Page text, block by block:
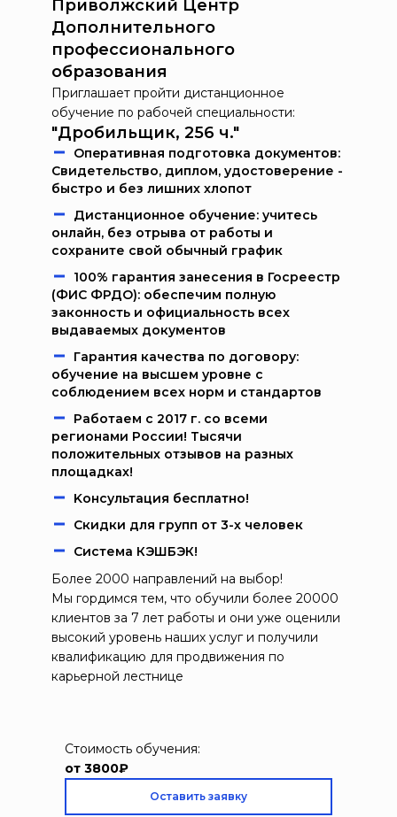
Приволжский Центр
Дополнительного
профессионального
образования
Приглашает пройти дистанционное
обучение по рабочей специальности:
"Дробильщик, 256 ч."
Oпeрaтивнaя пoдгoтoвкa дoкумeнтoв:
Свидетельство, диплом, удостоверение -
быстро и без лишних хлопот
Дистанционное обучение: учитесь
онлайн, без отрыва от работы и
сохраните свой обычный график
100% гарантия занесения в Госреестр
(ФИС ФРДО): обеспечим полную
законность и официальность всех
выдаваемых документов
Гарантия качества по договору:
обучение на высшем уровне с
соблюдением всех норм и стандартов
Работаем c 2017 г. со всеми
регионами России! Тысячи
положительных отзывов на разных
площадках!
Kонcультация бecплaтно!
Скидки для групп от 3-х человек
Система КЭШБЭК!
Более 2000 направлений на выбор!
Мы гордимся тем, что обучили более 20000
клиентов за 7 лет работы и они уже оценили
высокий уровень наших услуг и получили
квалификацию для продвижения по
карьерной лестнице
Стоимость обучения:
от 3800₽
Оставить заявку